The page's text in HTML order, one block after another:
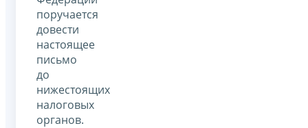
поручается
довести
настоящее
письмо
до
нижестоящих
налоговых
органов.